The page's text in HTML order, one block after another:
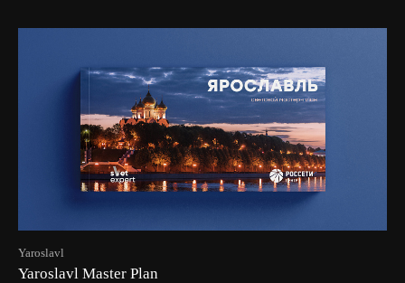
Yaroslavl
Yaroslavl Master Plan